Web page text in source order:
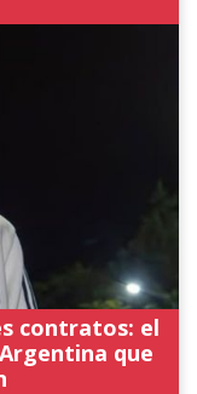
contratos: el
que